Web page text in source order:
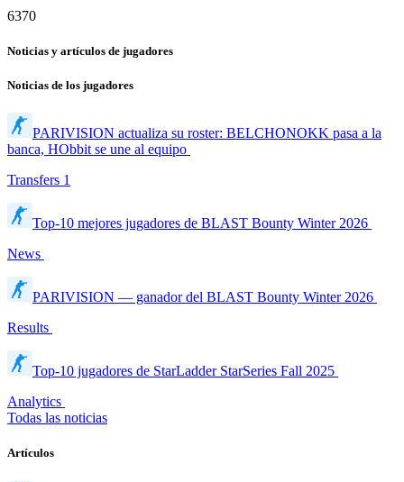
6370
Noticias y artículos de jugadores
Noticias de los jugadores
PARIVISION actualiza su roster: BELCHONOKK pasa a la
banca, HObbit se une al equipo
Transfers 1
Top-10 mejores jugadores de BLAST Bounty Winter 2026
News
PARIVISION — ganador del BLAST Bounty Winter 2026
Results
Top-10 jugadores de StarLadder StarSeries Fall 2025
Analytics
Todas las noticias
Artículos